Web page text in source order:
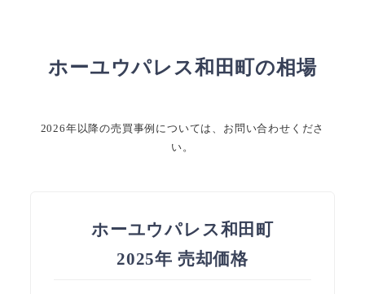
ホーユウパレス和田町の相場
2026年以降の売買事例については、お問い合わせくださ
い。
ホーユウパレス和田町
2025年 売却価格